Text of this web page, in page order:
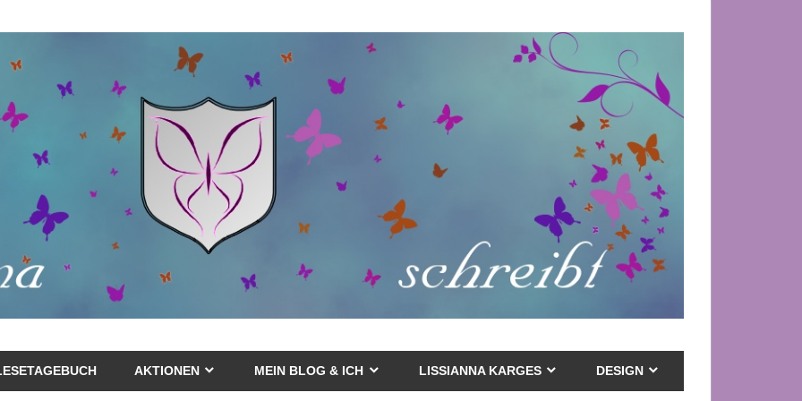
AKTIONEN MEIN BLOG & ICH LISSIANNA KARGES DESIGN